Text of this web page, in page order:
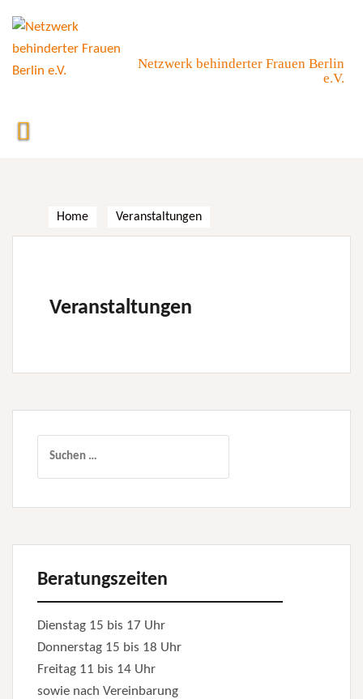
content
Netzwerk behinderter Frauen Berlin
e.V.
Home Veranstaltungen
Veranstaltungen
Beratungszeiten
Dienstag 15 bis 17 Uhr
Donnerstag 15 bis 18 Uhr
Freitag 11 bis 14 Uhr
sowie nach Vereinbarung